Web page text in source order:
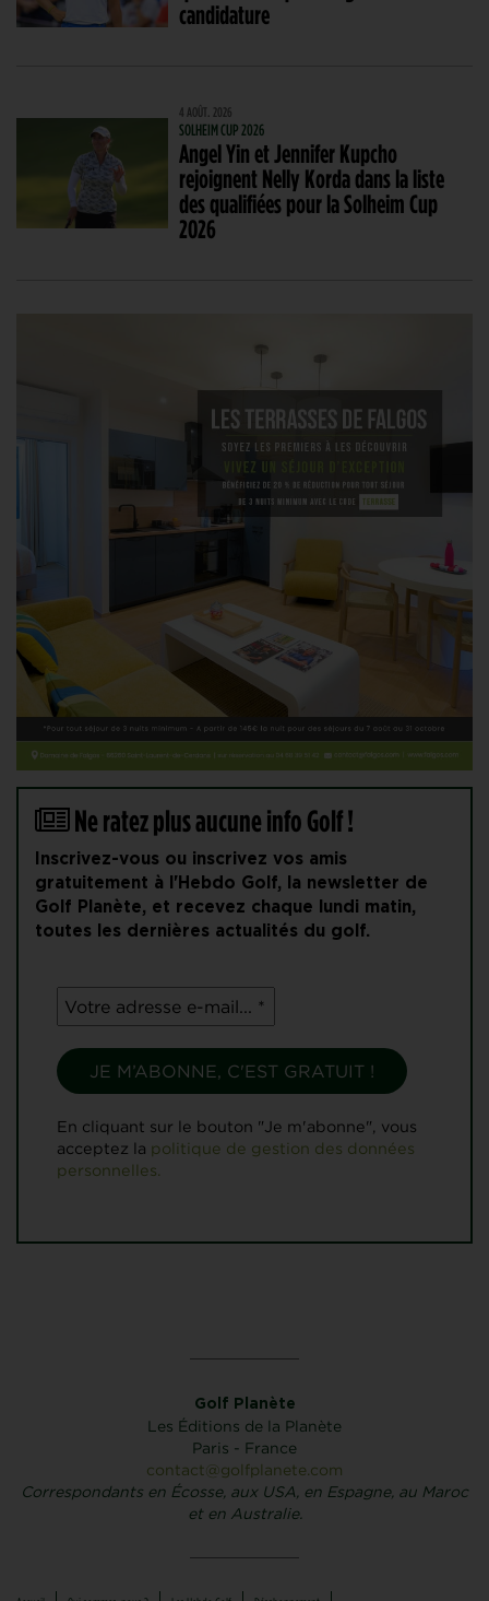
candidature
4 AOÛT. 2026
SOLHEIM CUP 2026
Angel Yin et Jennifer Kupcho
rejoignent Nelly Korda dans la liste
des qualifiées pour la Solheim Cup
2026
Ne ratez plus aucune info Golf !
Inscrivez-vous ou inscrivez vos amis
gratuitement à l'Hebdo Golf, la newsletter de
Golf Planète, et recevez chaque lundi matin,
toutes les dernières actualités du golf.
En cliquant sur le bouton "Je m'abonne", vous
acceptez la politique de gestion des données
personnelles.
Golf Planète
Les Éditions de la Planète
Paris - France
contact@golfplanete.com
Correspondants en Écosse, aux USA, en Espagne, au Maroc
et en Australie.